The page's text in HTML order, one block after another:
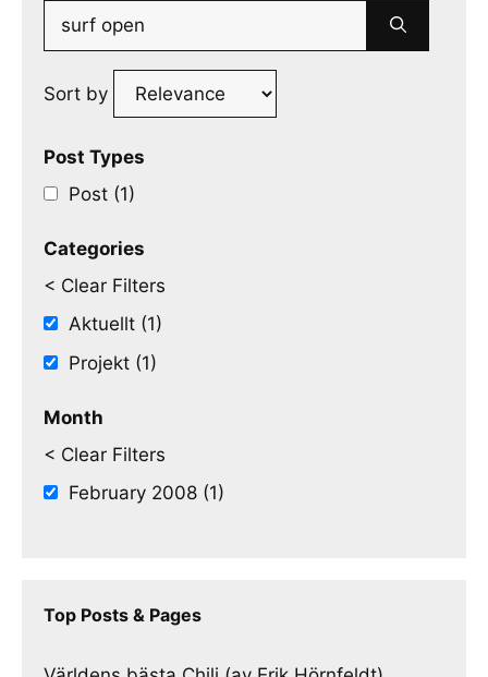
Search
Sort by
Post Types
Post (1)
Categories
< Clear Filters
Aktuellt (1)
Projekt (1)
Month
< Clear Filters
February 2008 (1)
Top Posts & Pages